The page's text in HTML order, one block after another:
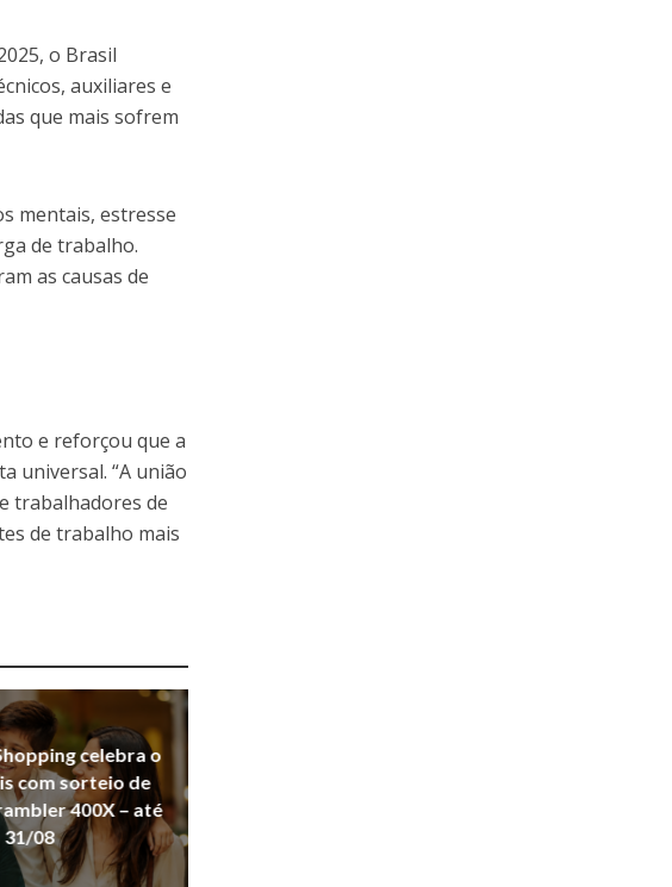
o Brasil
auxiliares e
que mais sofrem
mentais, estresse
de trabalho.
as causas de
e reforçou que a
universal. “A união
trabalhadores de
de trabalho mais
celebra o
com sorteio de
400X – até
31/08